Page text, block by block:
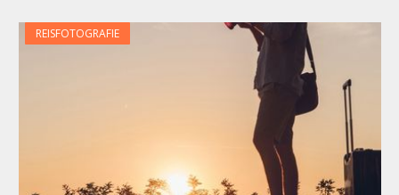
REISFOTOGRAFIE